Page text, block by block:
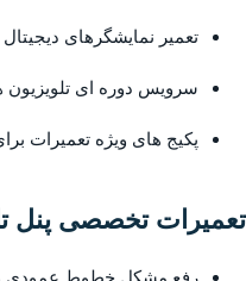
تعمیر نمایشگرهای دیجیتال
سرویس دوره ای تلویزیون
پکیج های ویژه تعمیرات
تعمیرات تخصصی پنل
رفع مشکل خطوط عمودی